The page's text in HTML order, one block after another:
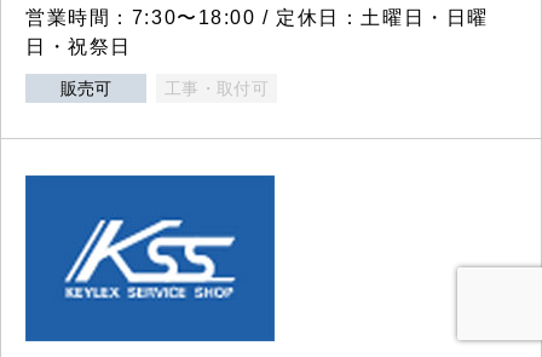
営業時間：7:30〜18:00 / 定休日：土曜日・日曜
日・祝祭日
販売可 工事・取付可